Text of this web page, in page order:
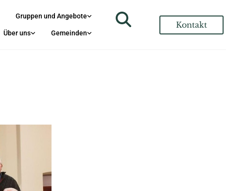
Gruppen und Angebote
Über uns Gemeinden
Kontakt